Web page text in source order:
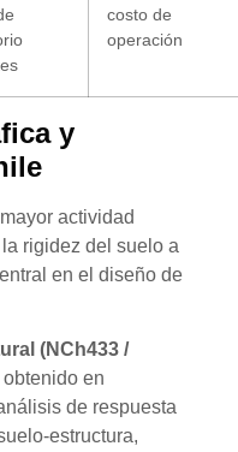
costo de
operación
y
actividad
rigidez del suelo a
en el diseño de
(NCh433 /
en
de respuesta
estructura,